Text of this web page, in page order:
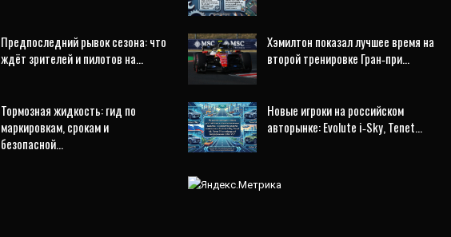
Предпоследний рывок сезона: что
ждёт зрителей и пилотов на…
Тормозная жидкость: гид по
маркировкам, срокам и
безопасной…
Хэмилтон показал лучшее время на
второй тренировке Гран‑при…
Новые игроки на российском
авторынке: Evolute i‑Sky, Tenet…